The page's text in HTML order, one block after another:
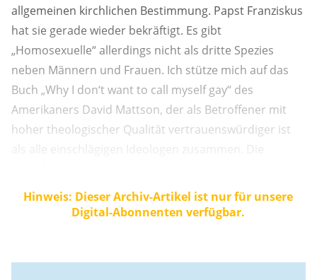
allgemeinen kirchlichen Bestimmung. Papst Franziskus
hat sie gerade wieder bekräftigt. Es gibt
„Homosexuelle“ allerdings nicht als dritte Spezies
neben Männern und Frauen. Ich stütze mich auf das
Buch „Why I don‘t want to call myself gay“ des
Amerikaners David Mattson, der als Betroffener mit
hoher theologischer Qualität vertrauenswürdiger ist
als alle einschlägigen Ideologen zusammen. Die
Mann in natürlicher Weise zu seiner Geschlechtlichkeit
moralisch verhält und mit der Gnade in der Lage ist,
Hinweis: Dieser Archiv-Artikel ist nur für unsere
Digital-Abonnenten verfügbar.